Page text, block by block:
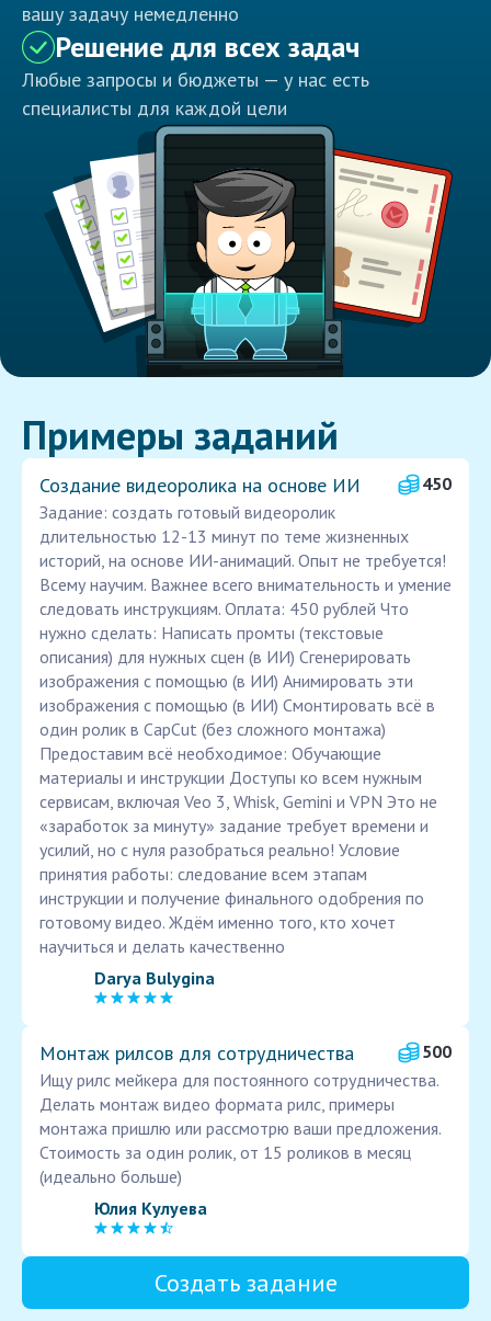
вашу задачу немедленно
Решение для всех задач
Любые запросы и бюджеты — у нас есть
специалисты для каждой цели
Примеры заданий
Создание видеоролика на основе ИИ
450
Задание: создать готовый видеоролик
длительностью 12-13 минут по теме жизненных
историй, на основе ИИ-анимаций. Опыт не требуется!
Всему научим. Важнее всего внимательность и умение
следовать инструкциям. Оплата: 450 рублей Что
нужно сделать: Написать промты (текстовые
описания) для нужных сцен (в ИИ) Сгенерировать
изображения с помощью (в ИИ) Анимировать эти
изображения с помощью (в ИИ) Смонтировать всё в
один ролик в CapCut (без сложного монтажа)
Предоставим всё необходимое: Обучающие
материалы и инструкции Доступы ко всем нужным
сервисам, включая Veo 3, Whisk, Gemini и VPN Это не
«заработок за минуту» задание требует времени и
усилий, но с нуля разобраться реально! Условие
принятия работы: следование всем этапам
инструкции и получение финального одобрения по
готовому видео. Ждём именно того, кто хочет
научиться и делать качественно
Darya Bulygina
Монтаж рилсов для сотрудничества
500
Ищу рилс мейкера для постоянного сотрудничества.
Делать монтаж видео формата рилс, примеры
монтажа пришлю или рассмотрю ваши предложения.
Стоимость за один ролик, от 15 роликов в месяц
(идеально больше)
Юлия Кулуева
Создать задание